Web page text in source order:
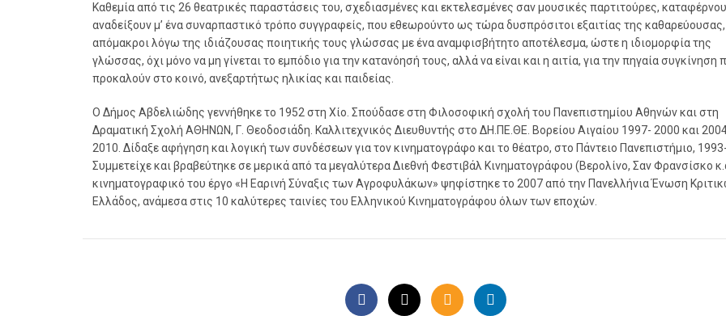
Καθεμία από τις 26 θεατρικές παραστάσεις του, σχεδιασμένες και εκτελεσμένες σαν μουσικές παρτιτούρες,
αναδείξουν μ’ ένα συναρπαστικό τρόπο συγγραφείς, που εθεωρούντο ως τώρα δυσπρόσιτοι εξαιτίας της καθαρεύουσας,
απόμακροι λόγω της ιδιάζουσας ποιητικής τους γλώσσας με ένα αναμφισβήτητο αποτέλεσμα, ώστε η ιδιομορφία της
γλώσσας, όχι μόνο να μη γίνεται το εμπόδιο για την κατανόησή τους, αλλά να είναι και η αιτία, για την πηγαία συγκίνηση
προκαλούν στο κοινό, ανεξαρτήτως ηλικίας και παιδείας.
Ο Δήμος Αβδελιώδης γεννήθηκε το 1952 στη Χίο. Σπούδασε στη Φιλοσοφική σχολή του Πανεπιστημίου Αθηνών και στη
Δραματική Σχολή ΑΘΗΝΩΝ, Γ. Θεοδοσιάδη. Καλλιτεχνικός Διευθυντής στο ΔΗ.ΠΕ.ΘΕ. Βορείου Αιγαίου 1997- 2000 και
2010. Δίδαξε αφήγηση και λογική των συνδέσεων για τον κινηματογράφο και το θέατρο, στο Πάντειο Πανεπιστήμιο,
Συμμετείχε και βραβεύτηκε σε μερικά από τα μεγαλύτερα Διεθνή Φεστιβάλ Κινηματογράφου (Βερολίνο, Σαν Φρανσίσκο
κινηματογραφικό του έργο «Η Εαρινή Σύναξις των Αγροφυλάκων» ψηφίστηκε το 2007 από την Πανελλήνια Ένωση
Ελλάδος, ανάμεσα στις 10 καλύτερες ταινίες του Ελληνικού Κινηματογράφου όλων των εποχών.